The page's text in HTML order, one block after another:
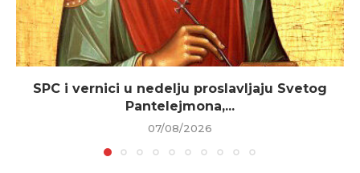
SPC i vernici u nedelju proslavljaju Svetog
Pantelejmona,...
07/08/2026